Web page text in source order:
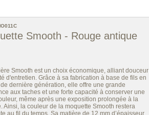
Smooth - Rouge antique
Smooth est un choix économique, alliant douceur
d'entretien. Grâce à sa fabrication à base de fils en
dernière génération, elle offre une grande
aux taches et une forte capacité à conserver une
même après une exposition prolongée à la
Ainsi, la couleur de la moquette Smooth restera
au fil du temps. Sa matière de 12 mm d’épaisseur